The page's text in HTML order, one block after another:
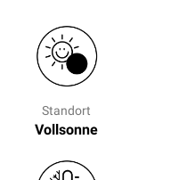
Standort
Vollsonne